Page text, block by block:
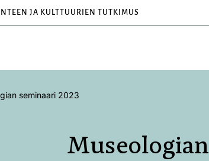
JA KULTTUURIEN TUTKIMUS
seminaari 2023